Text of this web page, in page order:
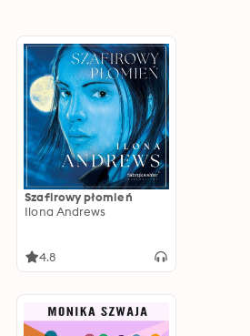
Szafirowy płomień
Ilona Andrews
4.8